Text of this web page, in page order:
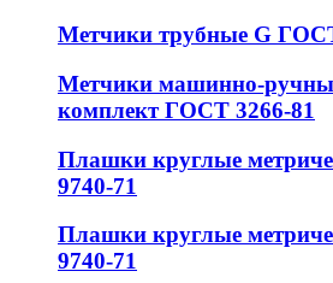
Метчики трубные G
Метчики машинно-
комплект ГОСТ 3266-81
Плашки круглые
9740-71
Плашки круглые
9740-71